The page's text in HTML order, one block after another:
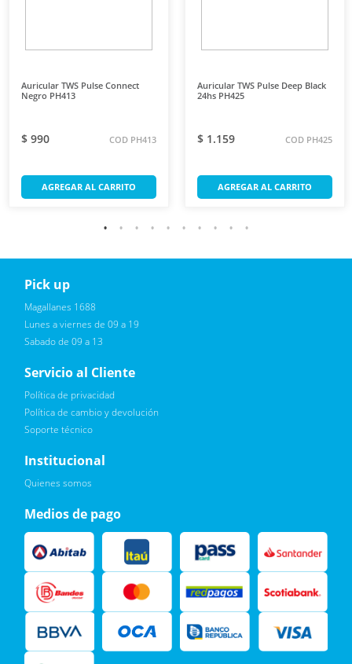
Auricular TWS Pulse Connect
Negro PH413
$ 990 COD PH413
AGREGAR AL CARRITO
Auricular TWS Pulse Deep Black
24hs PH425
$ 1.159 COD PH425
AGREGAR AL CARRITO
Reciba novedades, promociones exclusivas
Leí, soy consciente de las condiciones para el tratamiento de
mis datos personales y doy mi consentimiento, tal y como se
Pick up
Magallanes 1688
Lunes a viernes de 09 a 19
Sabado de 09 a 13
Servicio al Cliente
Política de privacidad
Política de cambio y devolución
Soporte técnico
Institucional
Quienes somos
Medios de pago